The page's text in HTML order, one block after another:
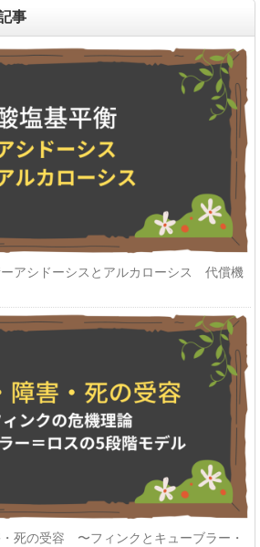
事
ーアシドーシスとアルカローシス 代償機
・死の受容 〜フィンクとキューブラー・